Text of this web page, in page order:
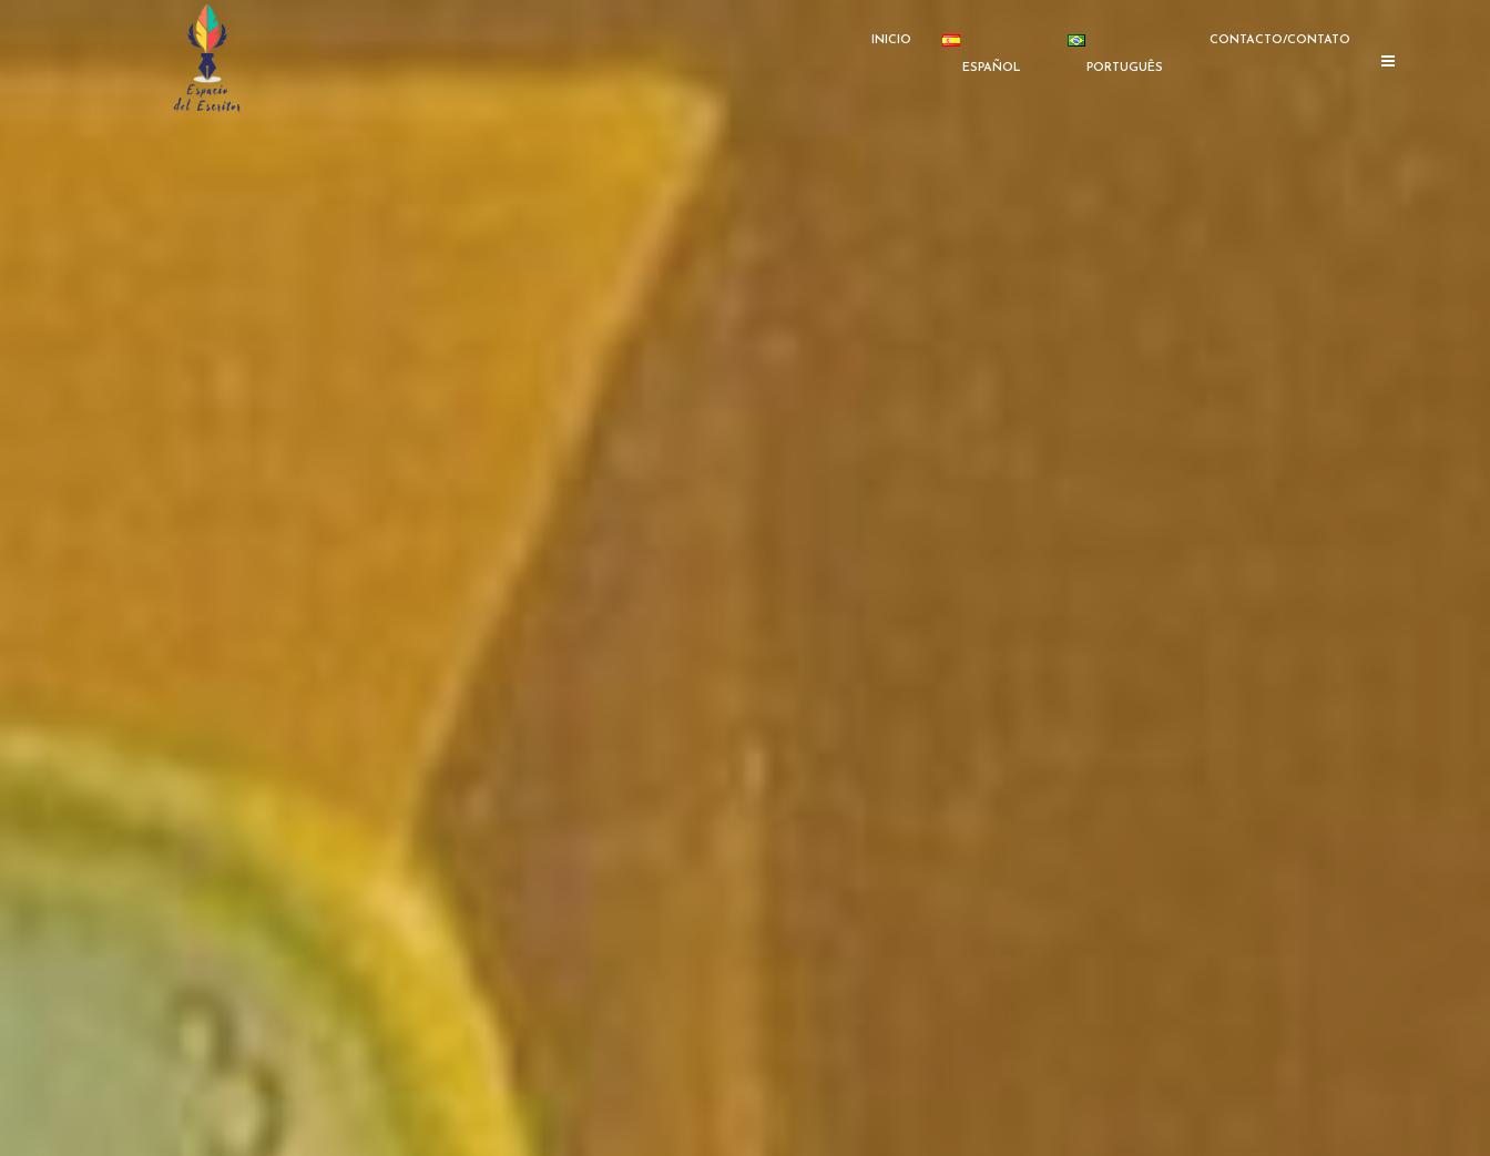
INICIO
ESPAÑOL PORTUGUÊS
CONTACTO/CONTATO